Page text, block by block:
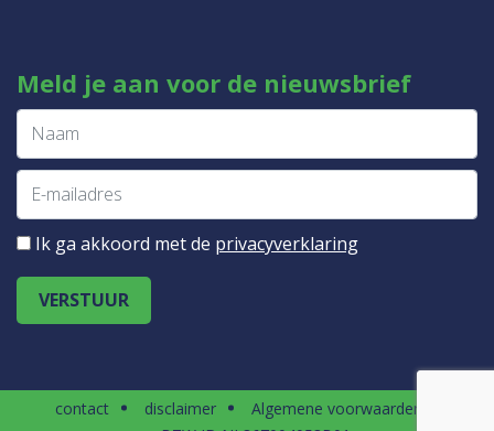
Meld je aan voor de nieuwsbrief
Ik ga akkoord met de privacyverklaring
VERSTUUR
contact disclaimer
Algemene voorwaarden